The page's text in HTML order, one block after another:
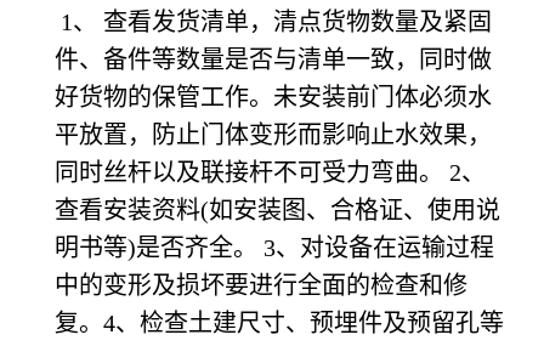
1、 查看发货清单，清点货物数量及紧固
件、备件等数量是否与清单一致，同时做
好货物的保管工作。未安装前门体必须水
平放置，防止门体变形而影响止水效果，
同时丝杆以及联接杆不可受力弯曲。 2、
查看安装资料(如安装图、合格证、使用说
明书等)是否齐全。 3、对设备在运输过程
中的变形及损坏要进行全面的检查和修
复。4、检查土建尺寸、预埋件及预留孔等